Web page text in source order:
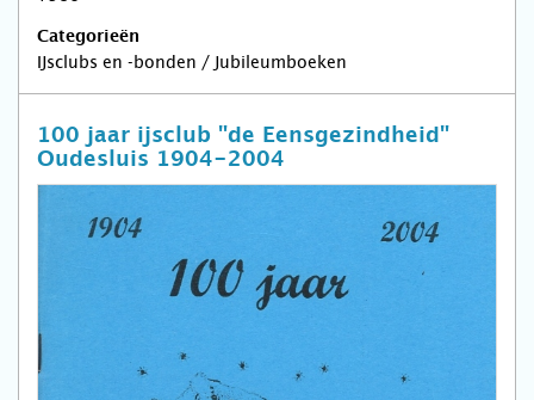
Categorieën
IJsclubs en -bonden / Jubileumboeken
100 jaar ijsclub "de Eensgezindheid"
Oudesluis 1904-2004